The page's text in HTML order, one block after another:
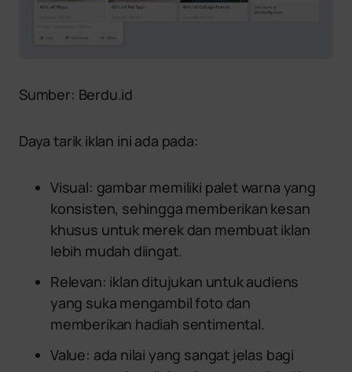
Sumber: Berdu.id
Daya tarik iklan ini ada pada:
Visual: gambar memiliki palet warna yang
konsisten, sehingga memberikan kesan
khusus untuk merek dan membuat iklan
lebih mudah diingat.
Relevan: iklan ditujukan untuk audiens
yang suka mengambil foto dan
memberikan hadiah sentimental.
Value: ada nilai yang sangat jelas bagi